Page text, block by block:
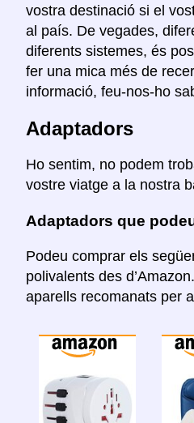
vostra destinació si el
al país. De vegades,
diferents sistemes, és
fer una mica més de
informació, feu-nos-ho
Adaptadors
Ho sentim, no podem
vostre viatge a la nostra
Adaptadors que
Podeu comprar els
polivalents des
aparells recomanats per